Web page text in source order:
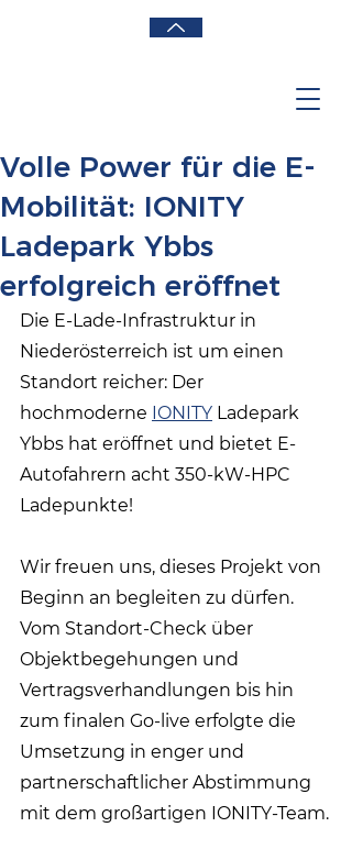
Volle Power für die E-
Mobilität: IONITY
Ladepark Ybbs
erfolgreich eröffnet
Die E-Lade-Infrastruktur in
Niederösterreich ist um einen
Standort reicher: Der
hochmoderne IONITY Ladepark
Ybbs hat eröffnet und bietet E-
Autofahrern acht 350-kW-HPC
Ladepunkte!
Wir freuen uns, dieses Projekt von
Beginn an begleiten zu dürfen.
Vom Standort-Check über
Objektbegehungen und
Vertragsverhandlungen bis hin
zum finalen Go-live erfolgte die
Umsetzung in enger und
partnerschaftlicher Abstimmung
mit dem großartigen IONITY-Team.